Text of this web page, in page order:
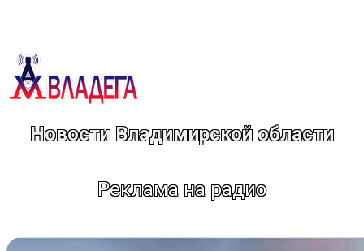
Новости Владимирской области
Реклама на радио